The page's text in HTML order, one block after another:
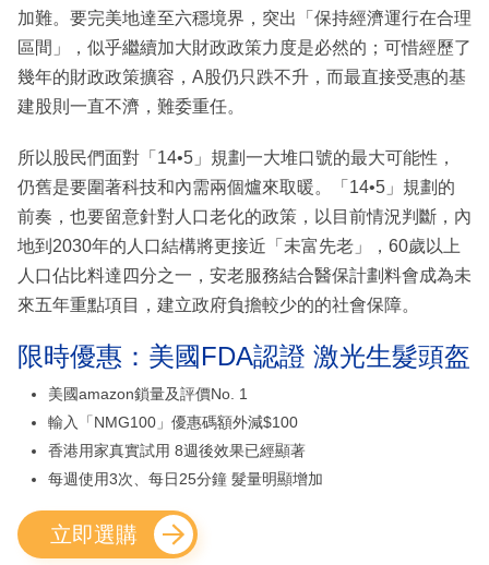
加難。要完美地達至六穩境界，突出「保持經濟運行在合理
區間」，似乎繼續加大財政政策力度是必然的；可惜經歷了
幾年的財政政策擴容，A股仍只跌不升，而最直接受惠的基
建股則一直不濟，難委重任。
所以股民們面對「14•5」規劃一大堆口號的最大可能性，
仍舊是要圍著科技和內需兩個爐來取暖。「14•5」規劃的
前奏，也要留意針對人口老化的政策，以目前情況判斷，內
地到2030年的人口結構將更接近「未富先老」，60歲以上
人口佔比料達四分之一，安老服務結合醫保計劃料會成為未
來五年重點項目，建立政府負擔較少的的社會保障。
限時優惠：美國FDA認證 激光生髮頭盔
美國amazon鎖量及評價No. 1
輸入「NMG100」優惠碼額外減$100
香港用家真實試用 8週後效果已經顯著
每週使用3次、每日25分鐘 髮量明顯增加
立即選購